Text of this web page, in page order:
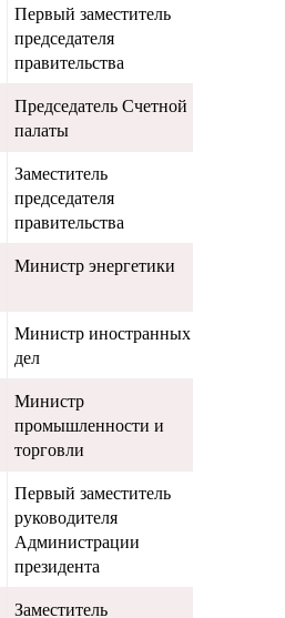
Первый заместитель
председателя
правительства
Председатель Счетной
палаты
Заместитель
председателя
правительства
Министр энергетики
Министр иностранных
дел
Министр
промышленности и
торговли
Первый заместитель
руководителя
Администрации
президента
Заместитель